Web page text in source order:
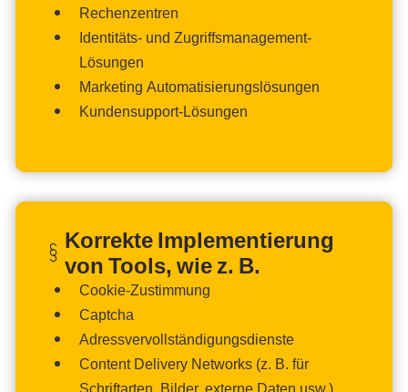
Rechenzentren
Identitäts- und Zugriffsmanagement-
Lösungen
Marketing Automatisierungslösungen
Kundensupport-Lösungen
Korrekte Implementierung
von Tools, wie z. B.
Cookie-Zustimmung
Captcha
Adressvervollständigungsdienste
Content Delivery Networks (z. B. für